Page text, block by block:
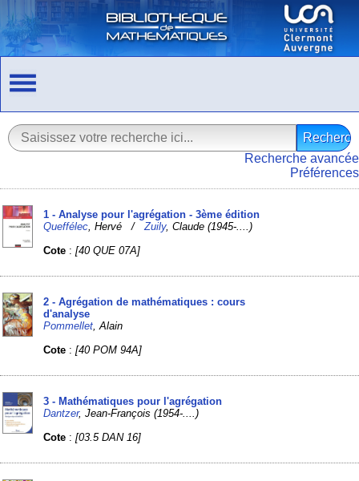
Recherche avancée
Préférences
1 - Analyse pour l'agrégation - 3ème édition
Queffélec , Hervé /Zuily, Claude (1945-....)
Cote :[40 QUE 07A]
2 - Agrégation de mathématiques : cours
d'analyse
Pommellet , Alain
Cote :[40 POM 94A]
3 - Mathématiques pour l'agrégation
Dantzer, Jean-François (1954-....)
Cote :[03.5 DAN 16]